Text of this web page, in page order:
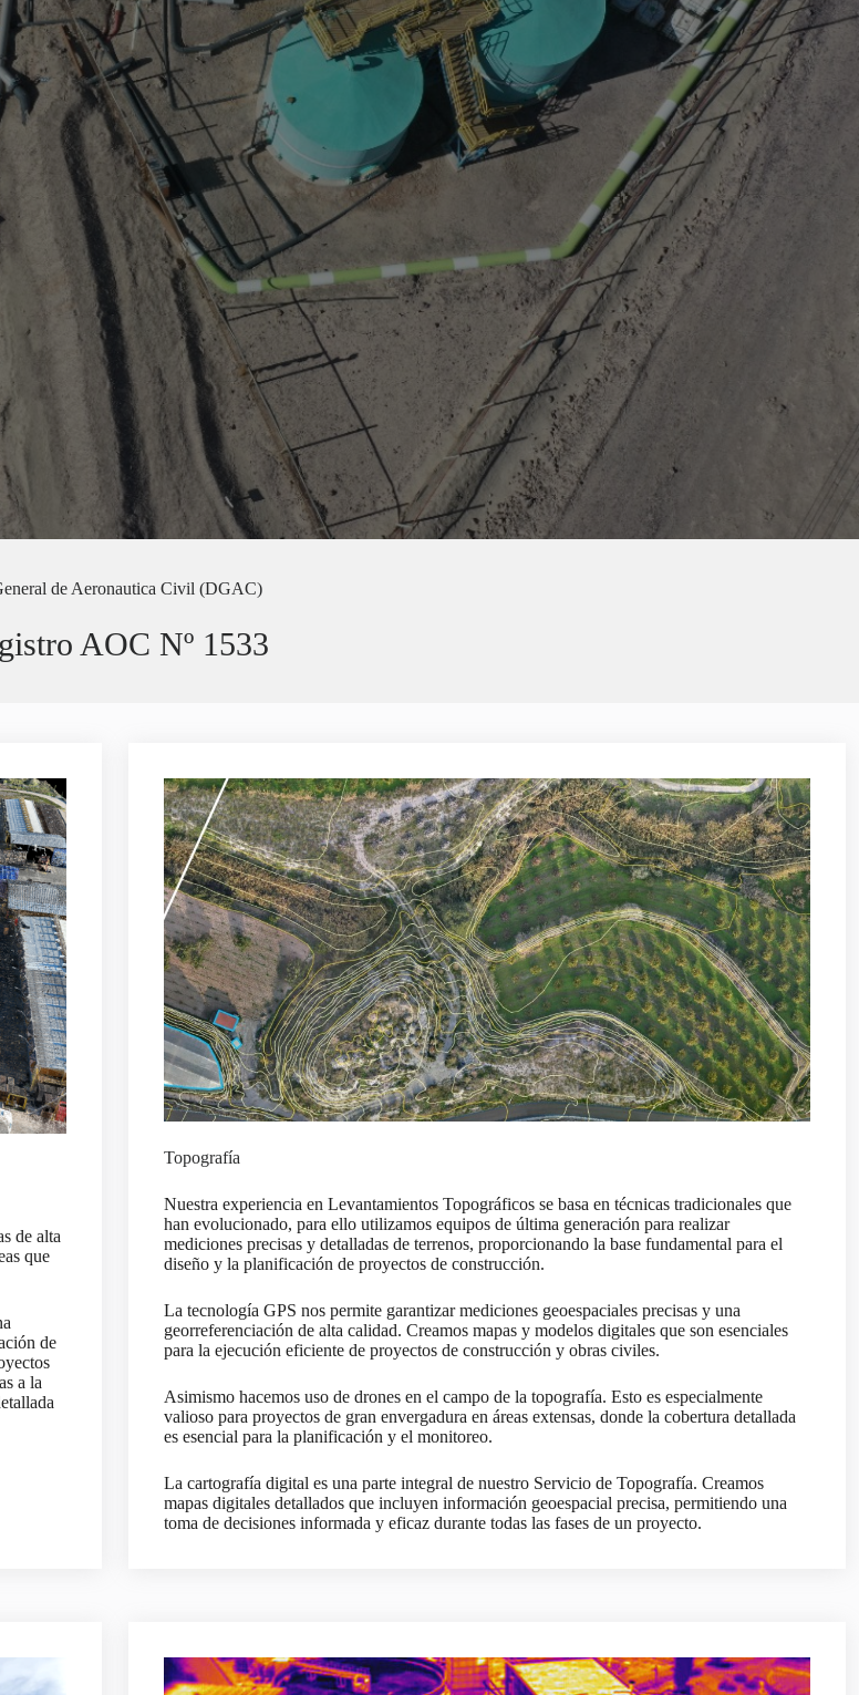
de Aeronautica Civil (DGAC)
AOC Nº 1533
de alta
que
de
a la
Topografía
Nuestra experiencia en Levantamientos Topográficos se basa en técnicas tradicionales que
han evolucionado, para ello utilizamos equipos de última generación para realizar
mediciones precisas y detalladas de terrenos, proporcionando la base fundamental para el
diseño y la planificación de proyectos de construcción.
La tecnología GPS nos permite garantizar mediciones geoespaciales precisas y una
georreferenciación de alta calidad. Creamos mapas y modelos digitales que son esenciales
para la ejecución eficiente de proyectos de construcción y obras civiles.
Asimismo hacemos uso de drones en el campo de la topografía. Esto es especialmente
valioso para proyectos de gran envergadura en áreas extensas, donde la cobertura detallada
es esencial para la planificación y el monitoreo.
La cartografía digital es una parte integral de nuestro Servicio de Topografía. Creamos
mapas digitales detallados que incluyen información geoespacial precisa, permitiendo una
toma de decisiones informada y eficaz durante todas las fases de un proyecto.